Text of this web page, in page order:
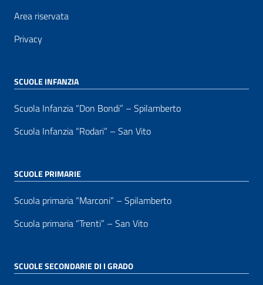
Area riservata
Privacy
SCUOLE INFANZIA
Scuola Infanzia “Don Bondi” – Spilamberto
Scuola Infanzia “Rodari” – San Vito
SCUOLE PRIMARIE
Scuola primaria “Marconi” – Spilamberto
Scuola primaria “Trenti” – San Vito
SCUOLE SECONDARIE DI I GRADO